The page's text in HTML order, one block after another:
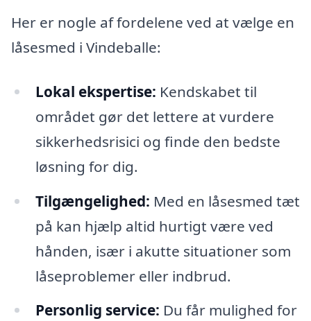
Her er nogle af fordelene ved at vælge en
låsesmed i Vindeballe:
Lokal ekspertise: Kendskabet til
området gør det lettere at vurdere
sikkerhedsrisici og finde den bedste
løsning for dig.
Tilgængelighed: Med en låsesmed tæt
på kan hjælp altid hurtigt være ved
hånden, især i akutte situationer som
låseproblemer eller indbrud.
Personlig service: Du får mulighed for